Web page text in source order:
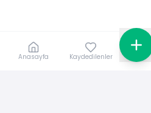
Anasayfa Kaydedilenler